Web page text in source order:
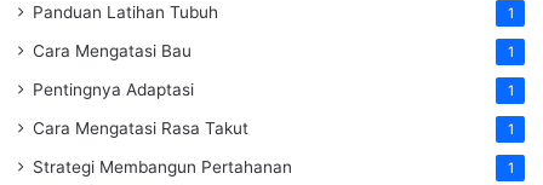
Panduan Latihan Tubuh 1
Cara Mengatasi Bau 1
Pentingnya Adaptasi 1
Cara Mengatasi Rasa Takut 1
Strategi Membangun Pertahanan 1